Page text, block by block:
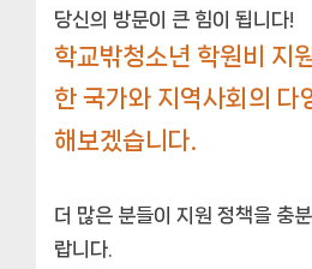
당신의 방문이 큰 힘이 됩니다!
학교밖청소년 학원비 지
한 국가와 지역사회의 다
해보겠습니다.
더 많은 분들이 지원 정책을 충
랍니다.